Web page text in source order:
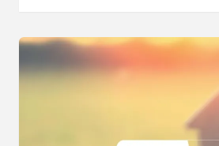
repas, WC, salle de douche, cuisine,
séjour, Au 1er étage : Palier, 2